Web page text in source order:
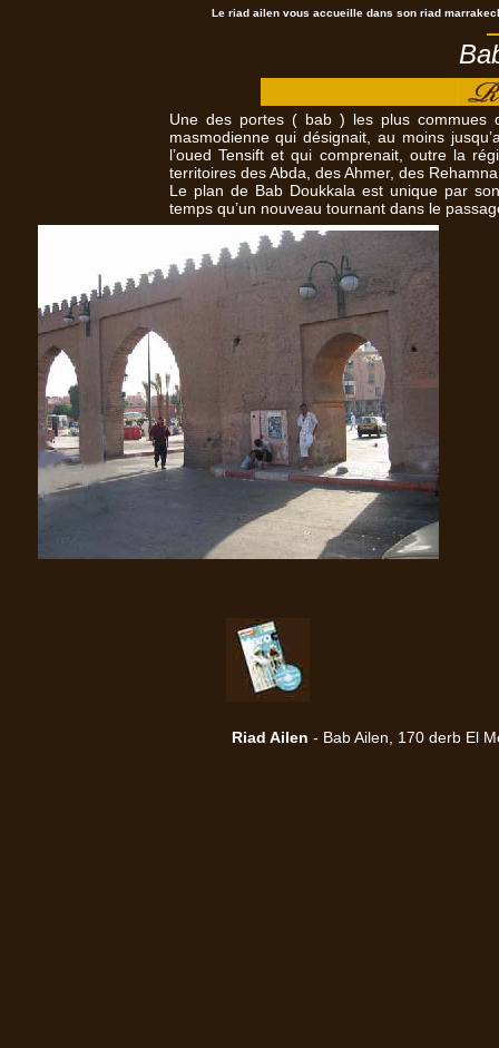
Le riad ailen vous accueille dans son riad
Bab
Une des portes ( bab ) les plus commues
masmodienne qui désignait, au moins
l’oued Tensift et qui comprenait, outre la
territoires des Abda, des Ahmer, des
Le plan de Bab Doukkala est unique par
temps qu’un nouveau tournant dans le
Riad Ailen - Bab Ailen, 170 derb El